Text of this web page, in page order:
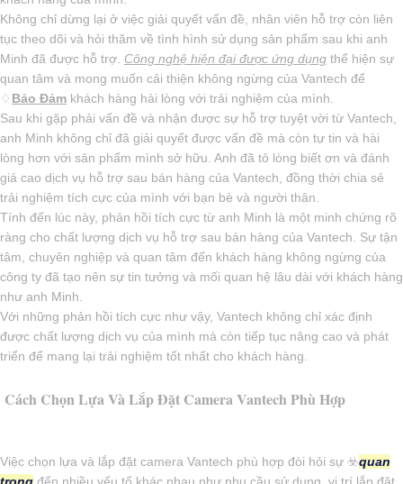
Không chỉ dừng lại ở việc giải quyết vấn đề, nhân viên hỗ trợ còn liên
tục theo dõi và hỏi thăm về tình hình sử dụng sản phẩm sau khi anh
Minh đã được hỗ trợ. Công nghệ hiện đại được ứng dụng thể hiện sự
quan tâm và mong muốn cải thiện không ngừng của Vantech để
♢ Bảo Đảm khách hàng hài lòng với trải nghiệm của mình.
Sau khi gặp phải vấn đề và nhận được sự hỗ trợ tuyệt vời từ Vantech,
anh Minh không chỉ đã giải quyết được vấn đề mà còn tự tin và hài
lòng hơn với sản phẩm mình sở hữu. Anh đã tỏ lòng biết ơn và đánh
giá cao dịch vụ hỗ trợ sau bán hàng của Vantech, đồng thời chia sẻ
trải nghiệm tích cực của mình với bạn bè và người thân.
Tính đến lúc này, phản hồi tích cực từ anh Minh là một minh chứng rõ
ràng cho chất lượng dịch vụ hỗ trợ sau bán hàng của Vantech. Sự tận
tâm, chuyên nghiệp và quan tâm đến khách hàng không ngừng của
công ty đã tạo nên sự tin tưởng và mối quan hệ lâu dài với khách hàng
như anh Minh.
Với những phản hồi tích cực như vậy, Vantech không chỉ xác định
được chất lượng dịch vụ của mình mà còn tiếp tục nâng cao và phát
triển để mang lại trải nghiệm tốt nhất cho khách hàng.
Cách Chọn Lựa Và Lắp Đặt Camera Vantech Phù Hợp
Việc chọn lựa và lắp đặt camera Vantech phù hợp đòi hỏi sự ☣️quan